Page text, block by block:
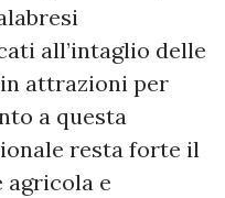
all’intaglio delle
attrazioni per
a questa
resta forte il
agricola e